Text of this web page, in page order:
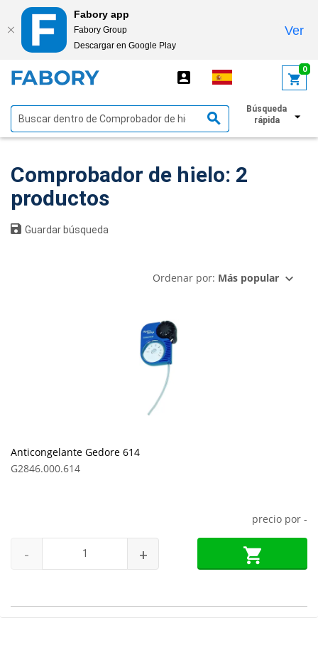
Fabory app
Fabory Group
Descargar en Google Play
Ver
0
Búsqueda
rápida
Mostrar filtros
Comprobador de hielo: 2
productos
Guardar búsqueda
Ordenar por: Más popular
Anticongelante Gedore 614
G2846.000.614
precio por -
- +